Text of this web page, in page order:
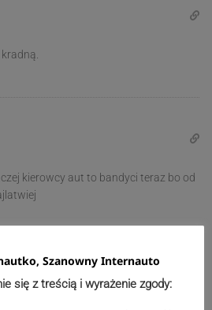
kierowcy aut to bandyci teraz bo od
Szanowny Internauto
się z treścią i wyrażenie zgody: